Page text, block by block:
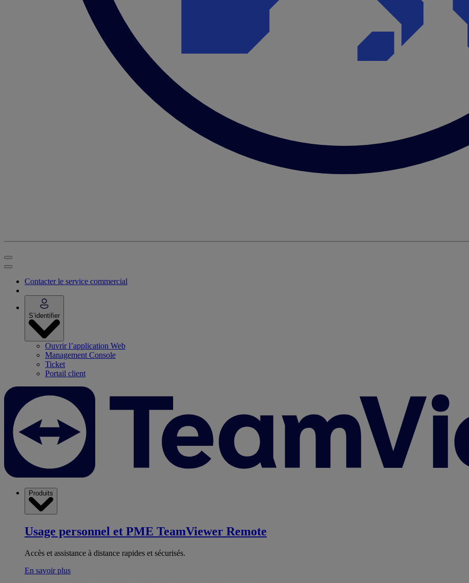
Contacter le service commercial
S’identifier
Ouvrir l’application Web
Management Console
Ticket
Portail client
Produits
Usage personnel et PME TeamViewer Remote
Accès et assistance à distance rapides et sécurisés.
En savoir plus